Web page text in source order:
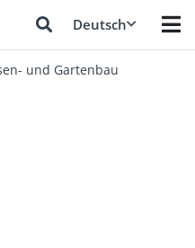
Deutsch
und Gartenbau